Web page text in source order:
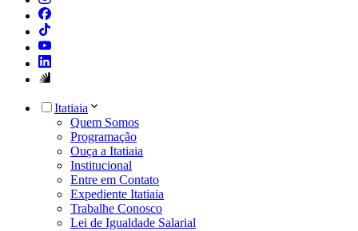
Itatiaia
Quem Somos
Programação
Ouça a Itatiaia
Institucional
Entre em Contato
Expediente Itatiaia
Trabalhe Conosco
Lei de Igualdade Salarial